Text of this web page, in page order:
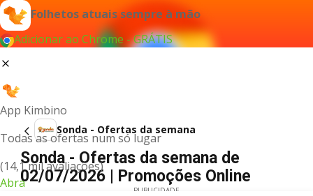
Folhetos atuais sempre à mão
Adicionar ao Chrome - GRÁTIS
App Kimbino
Todas as ofertas num só lugar
(14,1 mil avaliações)
Abra
Sonda - Ofertas da semana
Sonda - Ofertas da semana de
02/07/2026 | Promoções Online
PUBLICIDADE